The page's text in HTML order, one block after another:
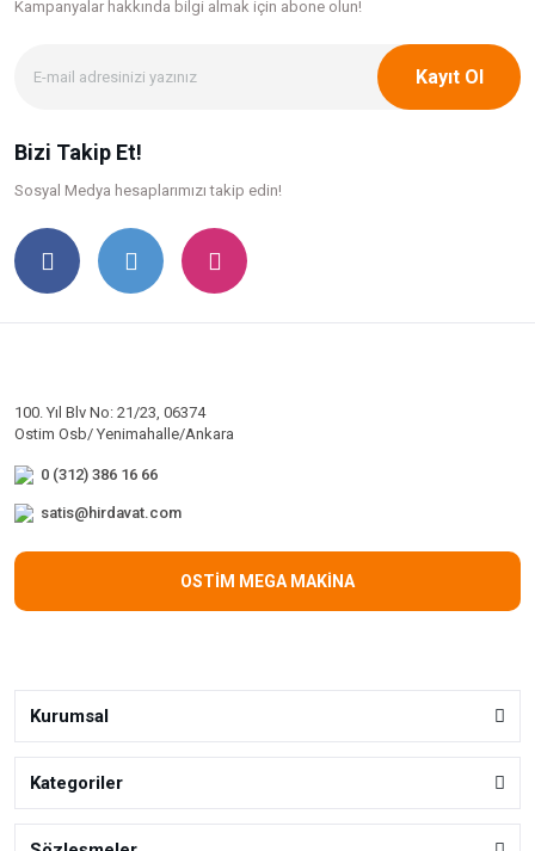
Kampanyalar hakkında bilgi almak için abone olun!
Kayıt Ol
Bizi Takip Et!
Sosyal Medya hesaplarımızı takip edin!
100. Yıl Blv No: 21/23, 06374
Ostim Osb/ Yenimahalle/Ankara
0 (312) 386 16 66
satis@hirdavat.com
OSTİM MEGA MAKİNA
Kurumsal
Kategoriler